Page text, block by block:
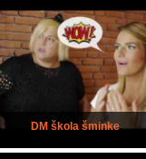
DM škola šminke